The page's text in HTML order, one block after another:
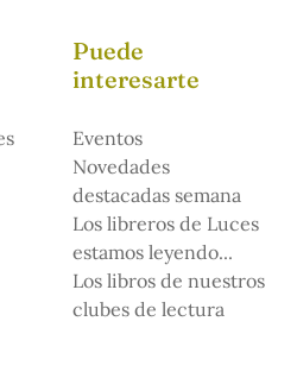
Puede
interesarte
Eventos
Novedades
destacadas semana
Los libreros de Luces
estamos leyendo...
Los libros de nuestros
clubes de lectura